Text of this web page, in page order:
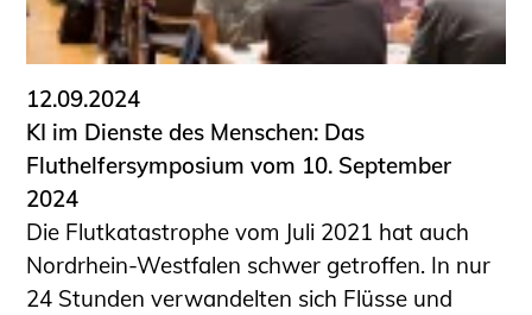
12.09.2024
KI im Dienste des Menschen: Das
Fluthelfersymposium vom 10. September
2024
Die Flutkatastrophe vom Juli 2021 hat auch
Nordrhein-Westfalen schwer getroffen. In nur
24 Stunden verwandelten sich Flüsse und